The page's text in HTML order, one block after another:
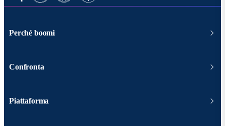
Perché boomi
Confronta
Piattaforma